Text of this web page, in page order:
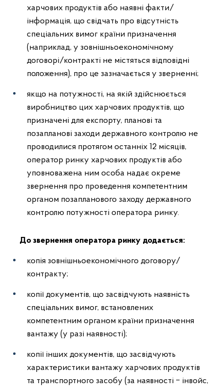
харчових продуктів або наявні факти/
інформація, що свідчать про відсутність
спеціальних вимог країни призначення
(наприклад, у зовнішньоекономічному
договорі/контракті не містяться відповідні
положення), про це зазначається у зверненні;
якщо на потужності, на якій здійснюється
виробництво цих харчових продуктів, що
призначені для експорту, планові та
позапланові заходи державного контролю не
проводилися протягом останніх 12 місяців,
оператор ринку харчових продуктів або
уповноважена ним особа надає окреме
звернення про проведення компетентним
органом позапланового заходу державного
контролю потужності оператора ринку.
До звернення оператора ринку додається:
копія зовнішньоекономічного договору/
контракту;
копії документів, що засвідчують наявність
спеціальних вимог, встановлених
компетентним органом країни призначення
вантажу (у разі наявності);
копії інших документів, що засвідчують
характеристики вантажу харчових продуктів
та транспортного засобу (за наявності ‒ інвойс,